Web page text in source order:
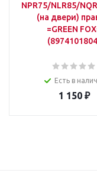
NPR75/NLR85/
(на двери)
=GREEN
Есть в
1 150₽